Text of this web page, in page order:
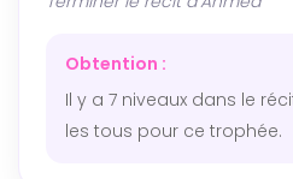
Obtention :
Il y a 7 niveaux dans le
les tous pour ce trophée.